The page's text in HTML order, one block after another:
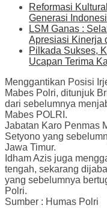
Reformasi
Generasi
LSM Ganas :
Apresiasi Kinerja
Pilkada Sukses,
Ucapan Terima
Menggantikan Posisi
Mabes Polri, ditunjuk
dari sebelumnya
Mabes POLRI.
Jabatan Karo Penmas
Setyono yang
Jawa Timur.
Idham Azis juga
tengah, sekarang
yang sebelumnya
Polri.
Sumber : Humas Polri